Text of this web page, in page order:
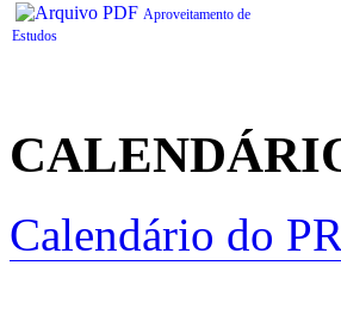
Aproveitamento de
Estudos
Calendário do